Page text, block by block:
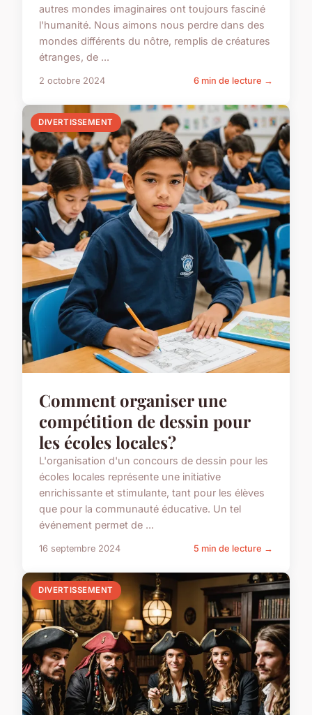
autres mondes imaginaires ont toujours fasciné
l'humanité. Nous aimons nous perdre dans des
mondes différents du nôtre, remplis de créatures
étranges, de ...
2 octobre 2024 6 min de lecture →
DIVERTISSEMENT
Comment organiser une
compétition de dessin pour
les écoles locales?
L'organisation d'un concours de dessin pour les
écoles locales représente une initiative
enrichissante et stimulante, tant pour les élèves
que pour la communauté éducative. Un tel
événement permet de ...
16 septembre 2024 5 min de lecture →
DIVERTISSEMENT